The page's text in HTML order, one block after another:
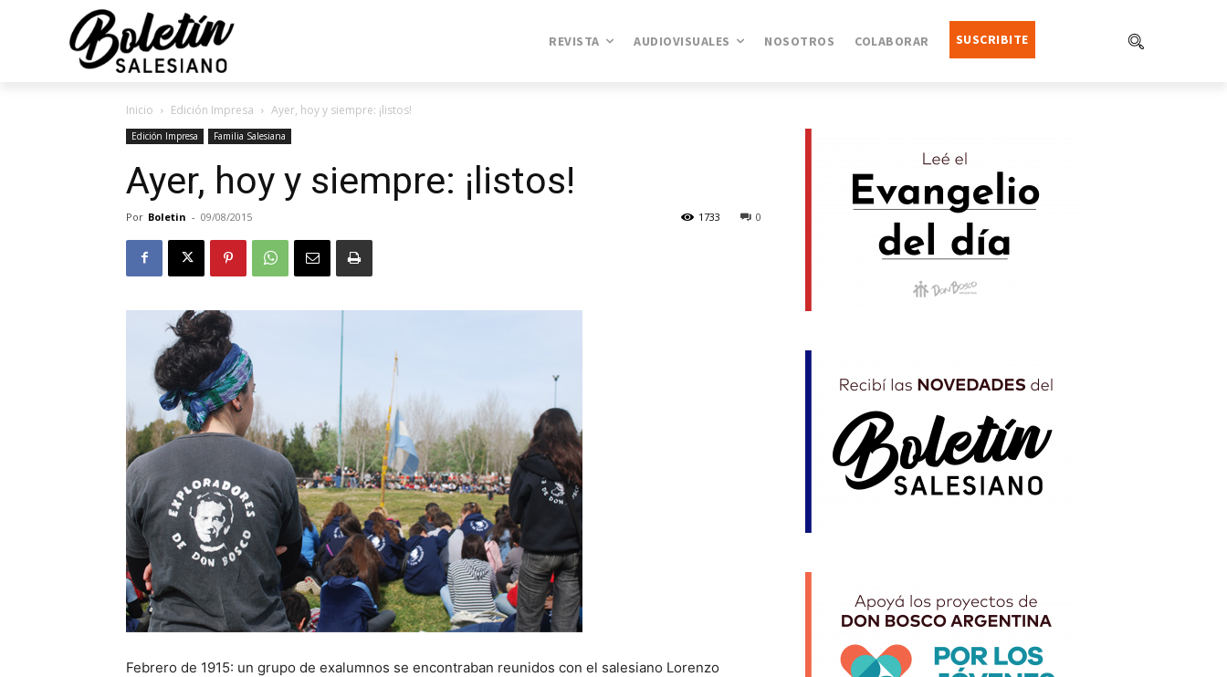
REVISTA AUDIOVISUALES NOSOTROS COLABORAR SUSCRIBITE
Inicio Edición Impresa Ayer, hoy y siempre: ¡listos!
Edición Impresa Familia Salesiana
Ayer, hoy y siempre: ¡listos!
Por Boletin - 09/08/2015 0
1733
Febrero de 1915: un grupo de exalumnos se encontraban reunidos con el salesiano Lorenzo